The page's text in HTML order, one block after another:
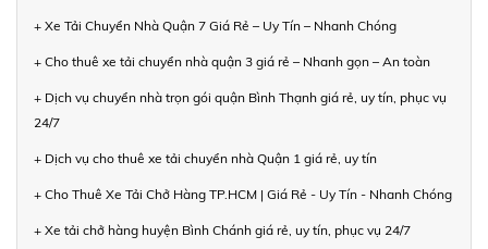
+ Xe Tải Chuyển Nhà Quận 7 Giá Rẻ – Uy Tín – Nhanh Chóng
+ Cho thuê xe tải chuyển nhà quận 3 giá rẻ – Nhanh gọn – An toàn
+ Dịch vụ chuyển nhà trọn gói quận Bình Thạnh giá rẻ, uy tín, phục vụ
24/7
+ Dịch vụ cho thuê xe tải chuyển nhà Quận 1 giá rẻ, uy tín
+ Cho Thuê Xe Tải Chở Hàng TP.HCM | Giá Rẻ - Uy Tín - Nhanh Chóng
+ Xe tải chở hàng huyện Bình Chánh giá rẻ, uy tín, phục vụ 24/7